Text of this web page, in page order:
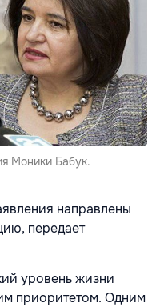
Моники Бабук.
направлены
передает
уровень жизни
приоритетом. Одним